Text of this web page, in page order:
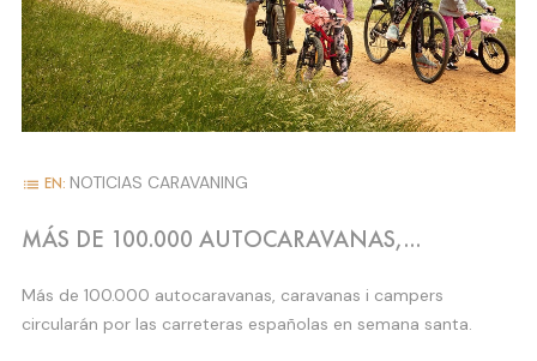
list EN: NOTICIAS CARAVANING
MÁS DE 100.000 AUTOCARAVANAS,
Más de 100.000 autocaravanas, caravanas i campers
circularán por las carreteras españolas en semana santa.